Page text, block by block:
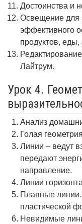
Достоинства и
Освещение для
эффективного
продуктов, еды,
Лайтрум.
Урок 4.
Анализ
Голая
Линии – ведут
передают
направление.
Линии
Плавные
пластической
Невидимые